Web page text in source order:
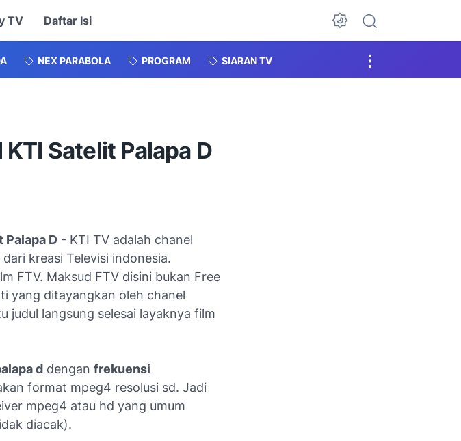
TV Daftar Isi
Dark Mode
NEX PARABOLA PROGRAM SIARAN TV
Satelit Palapa D
Palapa D - KTI TV adalah chanel
kreasi Televisi indonesia.
FTV. Maksud FTV disini bukan Free
yang ditayangkan oleh chanel
judul langsung selesai layaknya film
d dengan frekuensi
format mpeg4 resolusi sd. Jadi
mpeg4 atau hd yang umum
diacak).